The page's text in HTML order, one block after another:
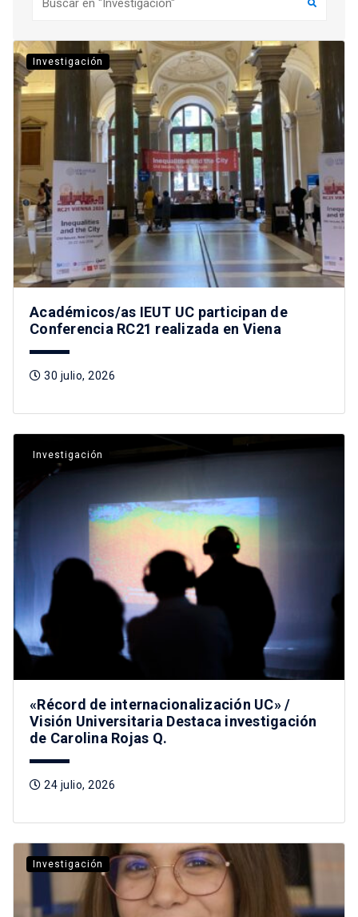
Investigación
Académicos/as IEUT UC participan de
Conferencia RC21 realizada en Viena
30 julio, 2026
Investigación
«Récord de internacionalización UC» /
Visión Universitaria Destaca investigación
de Carolina Rojas Q.
24 julio, 2026
Investigación